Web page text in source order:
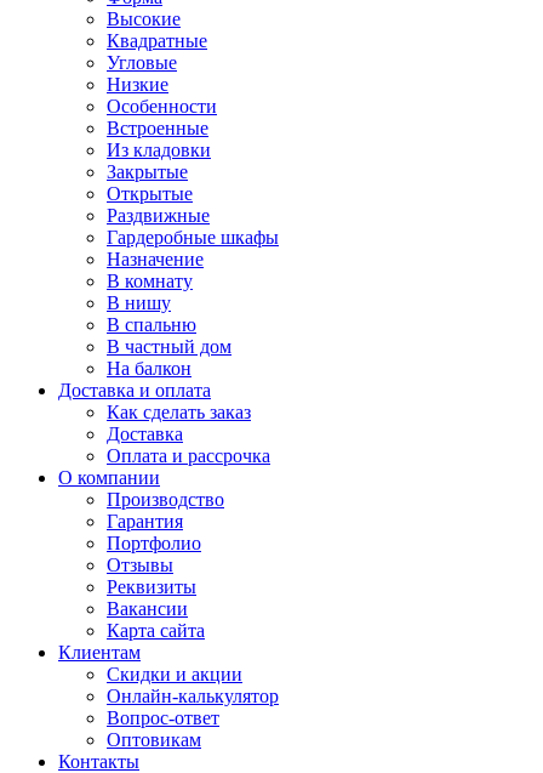
Высокие
Квадратные
Угловые
Низкие
Особенности
Встроенные
Из кладовки
Закрытые
Открытые
Раздвижные
Гардеробные шкафы
Назначение
В комнату
В нишу
В спальню
В частный дом
На балкон
Доставка и оплата
Как сделать заказ
Доставка
Оплата и рассрочка
О компании
Производство
Гарантия
Портфолио
Отзывы
Реквизиты
Вакансии
Карта сайта
Клиентам
Скидки и акции
Онлайн-калькулятор
Вопрос-ответ
Оптовикам
Контакты